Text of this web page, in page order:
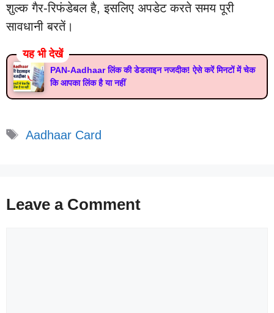
शुल्क गैर-रिफंडेबल है, इसलिए अपडेट करते समय पूरी
सावधानी बरतें।
यह भी देखें
PAN-Aadhaar लिंक की डेडलाइन नजदीक! ऐसे करें मिनटों में चेक
कि आपका लिंक है या नहीं
Tags
Aadhaar Card
Leave a Comment